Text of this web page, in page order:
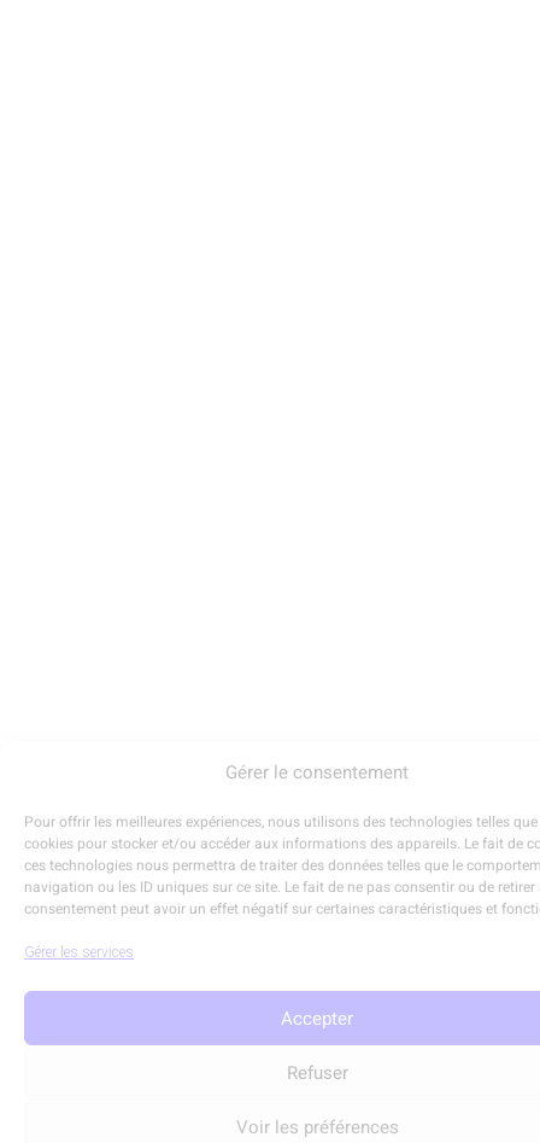
Gérer le consentement
Pour offrir les meilleures expériences, nous utilisons des technologies telles
cookies pour stocker et/ou accéder aux informations des appareils. Le fait de
ces technologies nous permettra de traiter des données telles que le
navigation ou les ID uniques sur ce site. Le fait de ne pas consentir ou de retirer
consentement peut avoir un effet négatif sur certaines caractéristiques et
Gérer les services
Accepter
Refuser
Voir les préférences